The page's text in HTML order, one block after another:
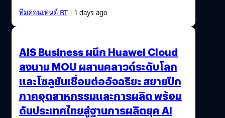
ทีมคอนเทนต์ BT| 1 days ago
AIS Business ผนึก Huawei Cloud
ลงนาม MOU ผสานคลาวด์ระดับโลก
และโซลูชันเชื่อมต่ออัจฉริยะ สยายปีก
ภาคอุตสาหกรรมและการผลิต พร้อม
ดันประเทศไทยสู่ฐานการผลิตยุค AI